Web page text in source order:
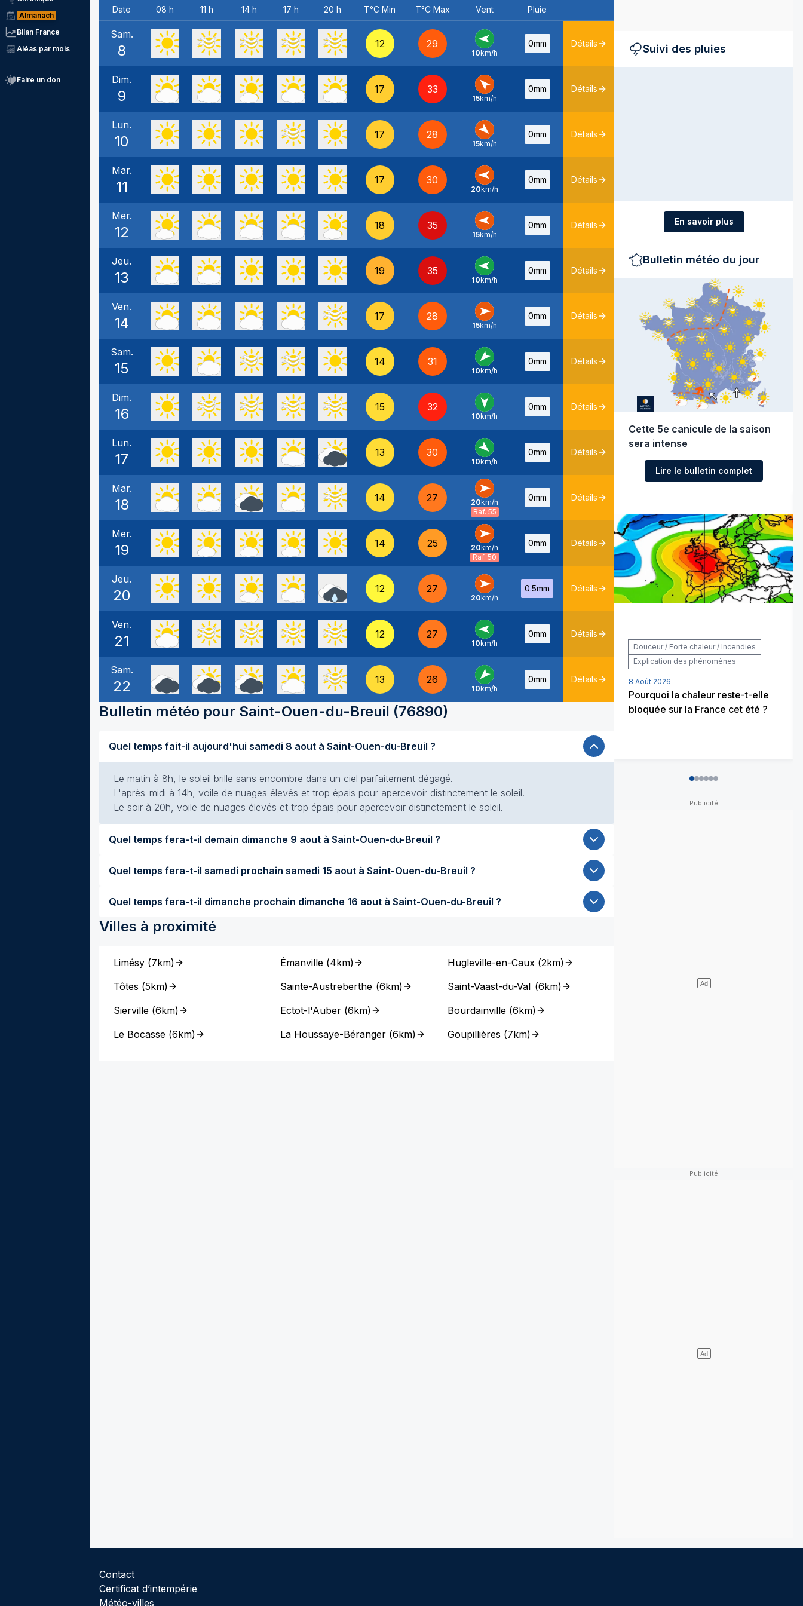
Almanach
Bilan France
Aléas par mois
Faire un don
Date 08 h 11 h 14 h 17 h 20 h T°C Min T°C Max Vent Pluie
Sam.
8 12 29
E -
10km/h
0mm Détails
Dim.
9 17 33
SE -
15km/h
0mm Détails
Lun.
10 17 28
NO
15km/h
0mm Détails
Mar.
11 17 30
E -
20km/h
0mm Détails
Mer.
12 18 35
E -
15km/h
0mm Détails
Jeu.
13 19 35
E -
10km/h
0mm Détails
Ven.
14 17 28
O -
15km/h
0mm Détails
Sam.
15 14 31
NE -
10km/h
0mm Détails
Dim.
16 15 32
N -
10km/h
0mm Détails
Lun.
17 13 30
NO -
10km/h
0mm Détails
Mar.
18 14 27
O -
20km/h
Raf. 55
0mm Détails
Mer.
19 14 25
O -
20km/h
Raf. 50
0mm Détails
Jeu.
20 12 27
O -
20km/h
0.5mm Détails
Ven.
21 12 27
E -
10km/h
0mm Détails
Sam.
22 13 26
NE -
10km/h
0mm Détails
Bulletin météo pour Saint-Ouen-du-Breuil (76890)
Quel temps fait-il aujourd'hui samedi 8 aout à Saint-Ouen-du-Breuil ?
Le matin à 8h, le soleil brille sans encombre dans un ciel parfaitement dégagé.
L'après-midi à 14h, voile de nuages élevés et trop épais pour apercevoir distinctement le soleil.
Le soir à 20h, voile de nuages élevés et trop épais pour apercevoir distinctement le soleil.
Quel temps fera-t-il demain dimanche 9 aout à Saint-Ouen-du-Breuil ?
Quel temps fera-t-il samedi prochain samedi 15 aout à Saint-Ouen-du-Breuil ?
Quel temps fera-t-il dimanche prochain dimanche 16 aout à Saint-Ouen-du-Breuil ?
Villes à proximité
Limésy (7km)
Tôtes (5km)
Sierville (6km)
Le Bocasse (6km)
Émanville (4km)
Sainte-Austreberthe (6km)
Ectot-l'Auber (6km)
La Houssaye-Béranger (6km)
Hugleville-en-Caux(2km)
Saint-Vaast-du-Val (6km)
Bourdainville(6km)
Goupillières (7km)
Suivi des pluies
En savoir plus
Bulletin météo du jour
Cette 5e canicule de la saison
sera intense
Lire le bulletin complet
Douceur / Forte chaleur / Incendies
Explication des phénomènes
8 Août 2026
Pourquoi la chaleur reste-t-elle
bloquée sur la France cet été ?
Contact
Certificat d’intempérie
Météo-villes